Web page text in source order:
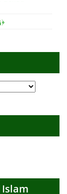
Makna Firman Allah: ﴾وَأَمَّا بِنِعْمَةِ رَبِّكَ فَحَدِّثْ﴿
Islam